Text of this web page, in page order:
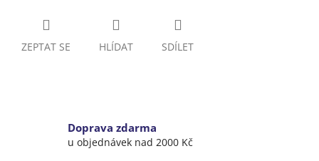
ZEPTAT SE HLÍDAT SDÍLET
Doprava zdarma
u objednávek nad 2000 Kč